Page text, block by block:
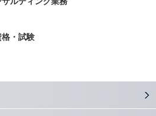
変わる 多重代表訴訟制度の意義とは？
減資の意義と実務内容
・試験